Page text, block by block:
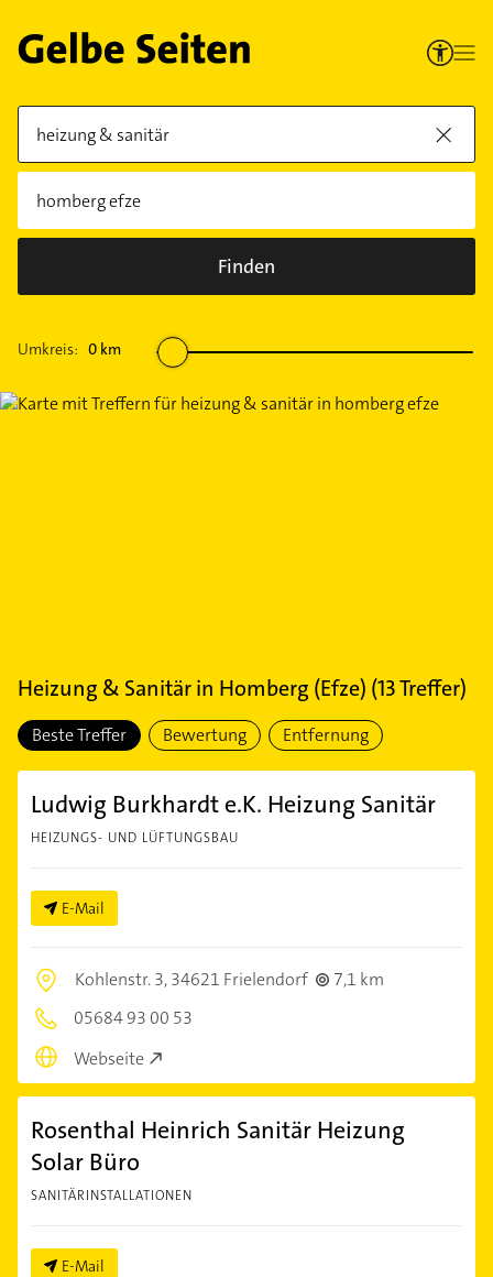
Finden
Umkreis: 0 km
Heizung & Sanitärin Homberg (Efze) (13Treffer)
Beste Treffer Bewertung Entfernung
Ludwig Burkhardt e.K. Heizung Sanitär
HEIZUNGS- UND LÜFTUNGSBAU
E-Mail
Kohlenstr. 3,34621 Frielendorf
7,1 km
05684 93 00 53
Webseite
Rosenthal Heinrich Sanitär Heizung
Solar Büro
SANITÄRINSTALLATIONEN
E-Mail